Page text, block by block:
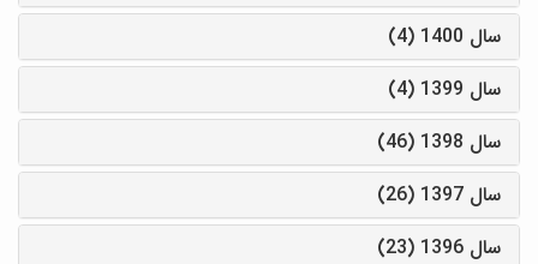
سال 1400 (4)
سال 1399 (4)
سال 1398 (46)
سال 1397 (26)
سال 1396 (23)